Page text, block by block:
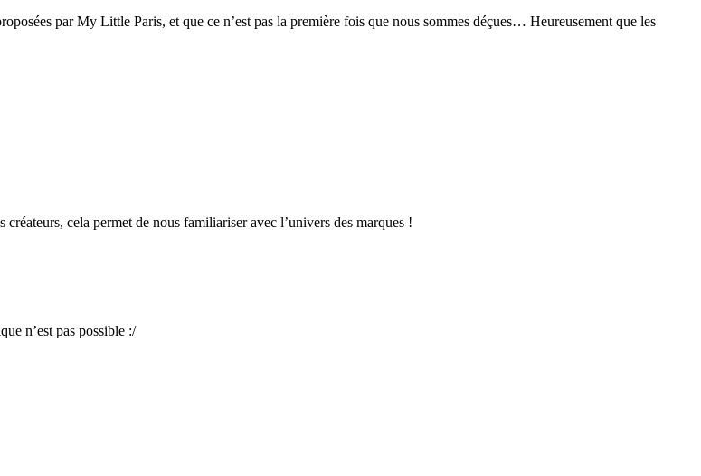
par My Little Paris, et que ce n’est pas la première fois que nous sommes déçues… Heureusement que les
cela permet de nous familiariser avec l’univers des marques !
n’est pas possible :/